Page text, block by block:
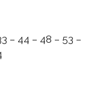
– 44 – 48 – 53 –